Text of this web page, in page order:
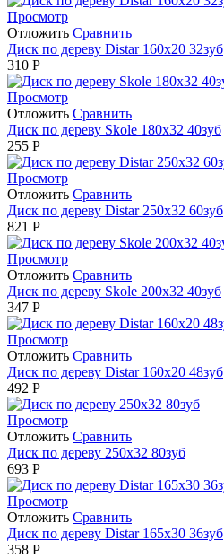
Просмотр
Отложить Сравнить
Диск по дереву Distar 160х20 32зуб
310 Р
Просмотр
Отложить Сравнить
Диск по дереву Skole 180х32 40зуб
255 Р
Просмотр
Отложить Сравнить
Диск по дереву Distar 250х32 60зуб
821 Р
Просмотр
Отложить Сравнить
Диск по дереву Skole 200х32 40зуб
347 Р
Просмотр
Отложить Сравнить
Диск по дереву Distar 160х20 48зуб
492 Р
Просмотр
Отложить Сравнить
Диск по дереву 250х32 80зуб
693 Р
Просмотр
Отложить Сравнить
Диск по дереву Distar 165х30 36зуб
358 Р